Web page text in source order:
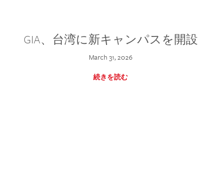
GIA、台湾に新キャンパスを開設
March 31, 2026
続きを読む